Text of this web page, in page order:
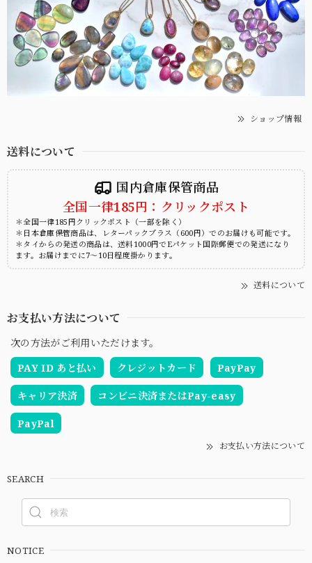
ショップ情報
送料について
国内倉庫保管商品
全国一律185円：クリックポスト
＊全国一律185円クリックポスト（一部を除く）
＊日本倉庫保管商品は、レターパックプラス（600円）でのお届けも可能です。
＊タイからの発送の商品は、送料1000円でEパケット国際郵便での発送になり
ます。お届けまでに7～10日程度掛かります。
送料について
お支払い方法について
次の方法がご利用いただけます。
PAY ID あと払い
クレジットカード PayPay
キャリア決済 コンビニ決済またはPay-easy
PayPal
お支払い方法について
SEARCH
NOTICE